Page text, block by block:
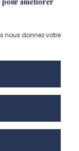
linkedin
sur
-
nous donnez votre